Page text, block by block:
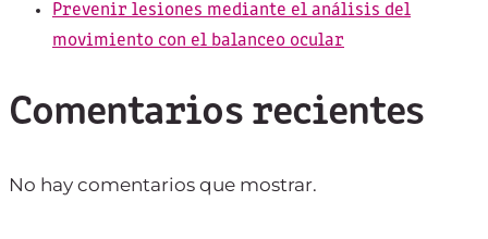
Prevenir lesiones mediante el análisis del
movimiento con el balanceo ocular
Comentarios recientes
No hay comentarios que mostrar.